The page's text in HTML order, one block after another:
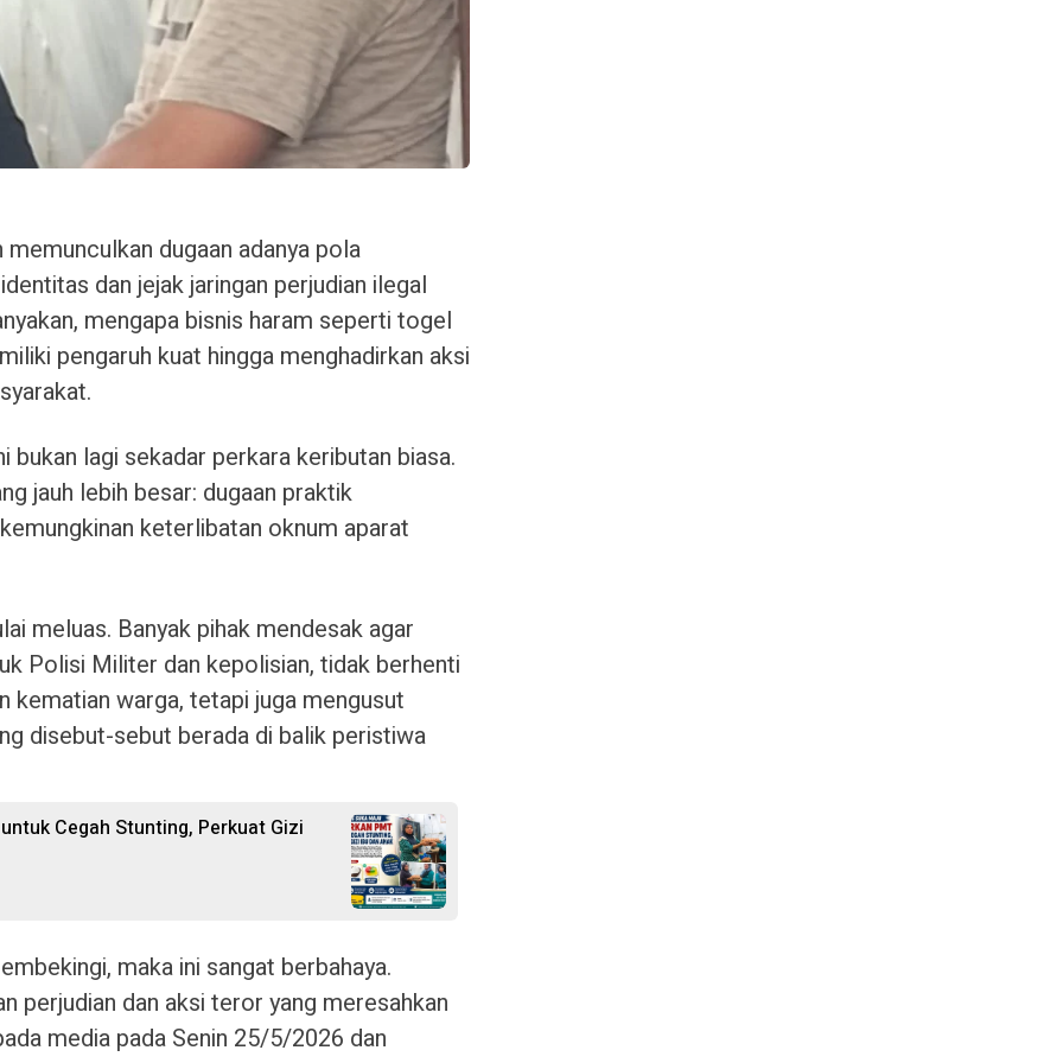
dugaan adanya pola
dan jejak jaringan perjudian ilegal
mengapa bisnis haram seperti togel
pengaruh kuat hingga menghadirkan aksi
bukan lagi sekadar perkara keributan biasa.
jauh lebih besar: dugaan praktik
keterlibatan oknum aparat
meluas. Banyak pihak mendesak agar
Polisi Militer dan kepolisian, tidak berhenti
kematian warga, tetapi juga mengusut
disebut-sebut berada di balik peristiwa
Cegah Stunting, Perkuat Gizi
maka ini sangat berbahaya.
perjudian dan aksi teror yang meresahkan
media pada Senin 25/5/2026 dan